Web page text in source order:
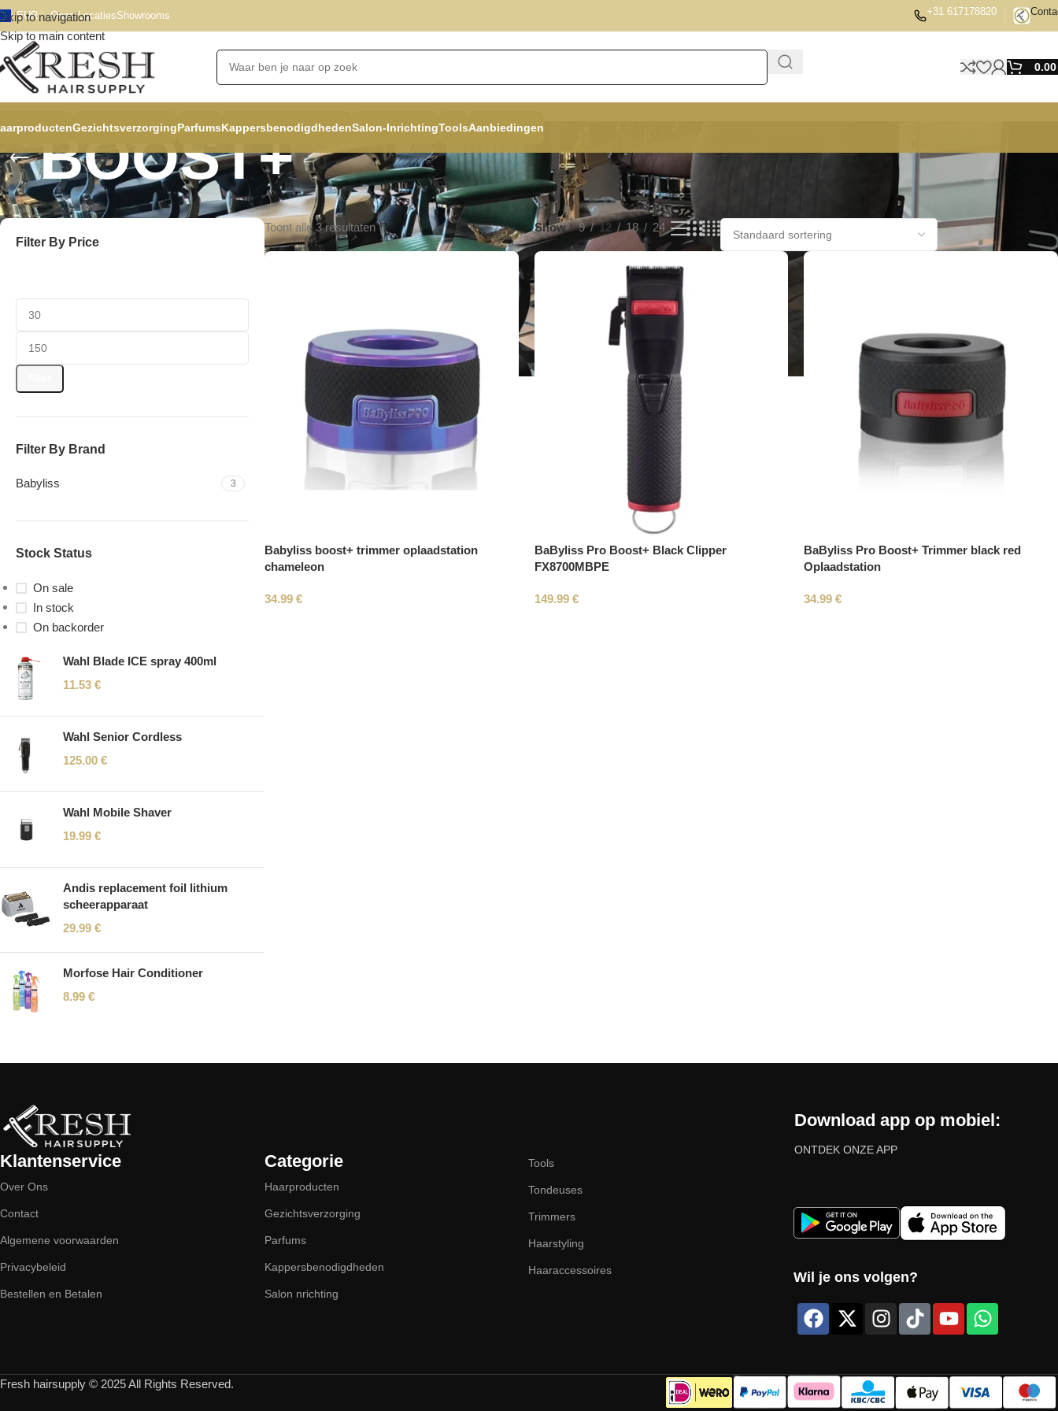
Skip to navigation
Skip to main content
EUR Onze LocatiesShowrooms +31 617178820
GezichtsverzorgingParfumsKappersbenodigdhedenSalon-InrichtingToolsAanbiedingen
BOOST+
Filter By Price
Filter By Brand
Babyliss 3
Stock Status
On sale
In stock
On backorder
Wahl Blade ICE spray 400ml
11.53 €
Wahl Senior Cordless
125.00 €
Wahl Mobile Shaver
19.99 €
Andis replacement foil lithium
scheerapparaat
29.99 €
Morfose Hair Conditioner
8.99 €
Toont alle 3 resultaten Show 9 12 18 24
Babyliss boost+ trimmer oplaadstation
chameleon
34.99 €
BaByliss Pro Boost+ Black Clipper
FX8700MBPE
149.99 €
BaByliss Pro Boost+ Trimmer black red
Oplaadstation
34.99€
Klantenservice
Over Ons
Contact
Algemene voorwaarden
Privacybeleid
Bestellen en Betalen
Categorie
Haarproducten
Gezichtsverzorging
Parfums
Kappersbenodigdheden
Salon nrichting
Tools
Tondeuses
Trimmers
Haarstyling
Haaraccessoires
Download app op mobiel:
ONTDEK ONZE APP
Wil je ons volgen?
Fresh hairsupply © 2025 All Rights Reserved.